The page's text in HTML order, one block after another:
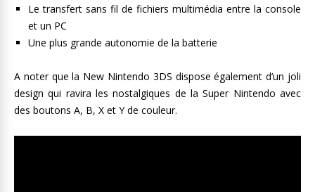
Le transfert sans fil de fichiers multimédia entre la console
et un PC
Une plus grande autonomie de la batterie
A noter que la New Nintendo 3DS dispose également d’un joli
design qui ravira les nostalgiques de la Super Nintendo avec
des boutons A, B, X et Y de couleur.